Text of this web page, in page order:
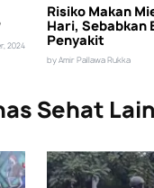
2024
Risiko Makan
Hari, Sebabkan
Penyakit
by Amir Pallawa Rukka
Sehat